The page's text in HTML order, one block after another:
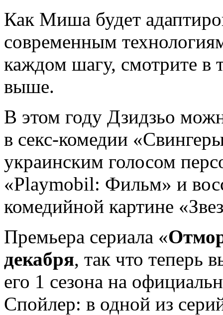
Как Миша будет
современным
каждом шагу, смотрите в
выше.
В этом году Дзидзьо
в секс-комедии
украинским голосом
«Playmobil: Фильм» и
комедийной картине
Премьера сериала «
декабря, так что теперь
его 1 сезона на
Спойлер: в одной из